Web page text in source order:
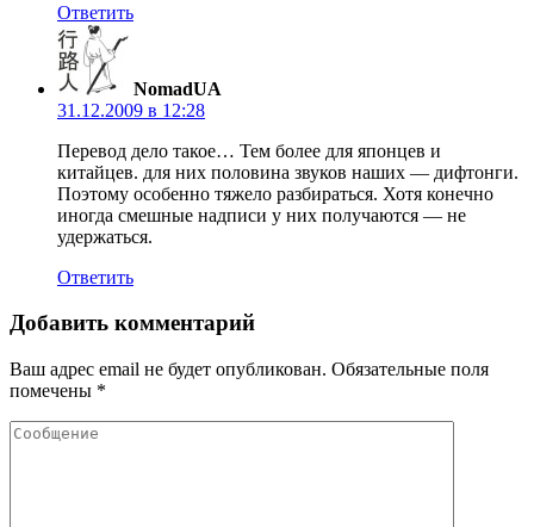
Ответить
NomadUA
31.12.2009 в 12:28
Перевод дело такое… Тем более для японцев и
китайцев. для них половина звуков наших — дифтонги.
Поэтому особенно тяжело разбираться. Хотя конечно
иногда смешные надписи у них получаются — не
удержаться.
Ответить
Добавить комментарий
Ваш адрес email не будет опубликован. Обязательные поля
помечены *